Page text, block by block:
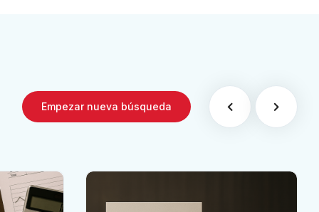
Empezar nueva búsqueda